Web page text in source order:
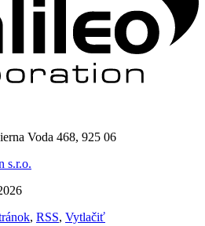
Voda 468, 925 06
s.r.o.
, RSS, Vytlačiť